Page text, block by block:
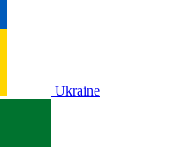
Ukraine